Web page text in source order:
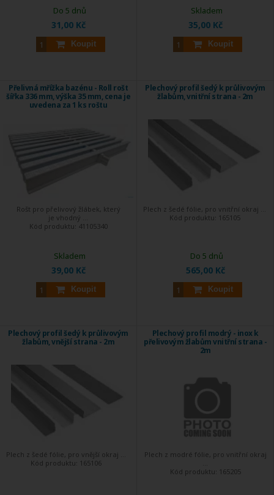
31,00 Kč
Koupit
Do 5 dnů
35,00 Kč
Koupit
Skladem
Přelivná mřížka bazénu - Roll rošt
šířka 336 mm, výška 35 mm, cena je
uvedena za 1 ks roštu
Rošt pro přelivový žlábek, který
je vhodný ...
Kód produktu: 41105340
39,00 Kč
Koupit
Skladem
Plechový profil šedý k průlivovým
žlabům, vnitřní strana - 2m
Plech z šedé fólie, pro vnitřní okraj ...
Kód produktu: 165105
565,00 Kč
Koupit
Do 5 dnů
Plechový profil šedý k průlivovým
žlabům, vnější strana - 2m
Plech z šedé fólie, pro vnější okraj ...
Kód produktu: 165106
Plechový profil modrý - inox k
přelivovým žlabům vnitřní strana -
2m
Plech z modré fólie, pro vnitřní okraj
Kód produktu: 165205